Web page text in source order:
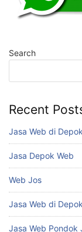
Search
Recent
Jasa Web di Depok
Jasa Depok Web
Web Jos
Jasa Web di
Jasa Web Pondok